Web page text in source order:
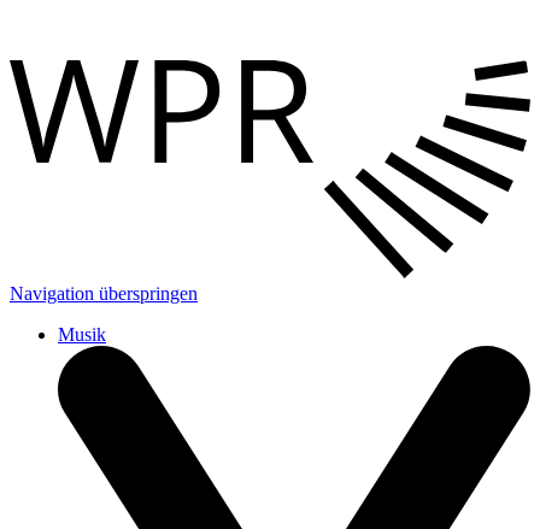
Navigation überspringen
Musik